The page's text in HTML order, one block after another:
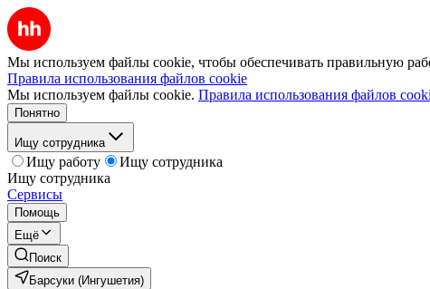
Мы используем файлы cookie, чтобы обеспечивать правильную
Правила использования файлов cookie
Мы используем файлы cookie. Правила использования файлов
Понятно
Ищу сотрудника
Ищу работу
Ищу сотрудника
Ищу сотрудника
Сервисы
Помощь
Ещё
Поиск
Барсуки (Ингушетия)